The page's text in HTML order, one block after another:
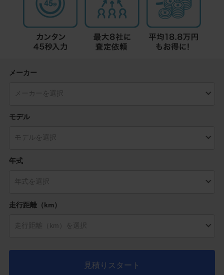
メーカー
モデル
年式
走行距離（km）
見積りスタート